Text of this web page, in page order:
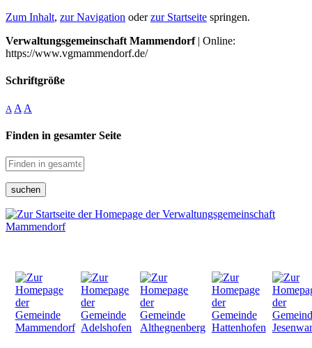
Zum Inhalt, zur Navigation oderzur Startseite springen.
Verwaltungsgemeinschaft Mammendorf| Online:
https://www.vgmammendorf.de/
Schriftgröße
A A A
Finden in gesamter Seite
suchen